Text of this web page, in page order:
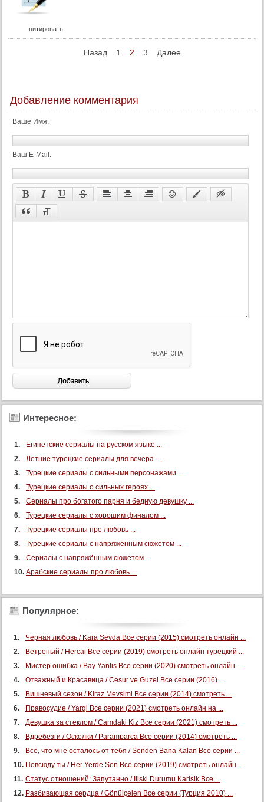
цитировать
Назад 1 2 3 Далее
Добавление комментария
Ваше Имя:
Ваш E-Mail:
Интересное:
Египетские сериалы на русском языке ...
Летние турецкие сериалы для вечера ...
Турецкие сериалы с сильными персонажами ...
Турецкие сериалы о сильных героях ...
Сериалы про богатого парня и бедную девушку ...
Турецкие сериалы с хорошим финалом ...
Турецкие сериалы про любовь ...
Турецкие сериалы с напряжённым сюжетом ...
Сериалы с напряжённым сюжетом ...
Арабские сериалы про любовь ...
Популярное:
Черная любовь / Kara Sevda Все серии (2015) смотреть онлайн ...
Ветреный / Hercai Все серии (2019) смотреть онлайн турецкий ...
Мистер ошибка / Bay Yanlis Все серии (2020) смотреть онлайн ...
Отважный и Красавица / Cesur ve Guzel Все серии (2016) ...
Вишневый сезон / Kiraz Mevsimi Все серии (2014) смотреть ...
Правосудие / Yargi Все серии (2021) смотреть онлайн на ...
Девушка за стеклом / Camdaki Kiz Все серии (2021) смотреть ...
Вдребезги / Осколки / Paramparca Все серии (2014) смотреть ...
Все, что мне осталось от тебя / Senden Bana Kalan Все серии ...
Повсюду ты / Her Yerde Sen Все серии (2019) смотреть онлайн ...
Статус отношений: Запутанно / Iliski Durumu Karisik Все ...
Разбивающая сердца / Gönülçelen Все серии (Турция 2010) ...